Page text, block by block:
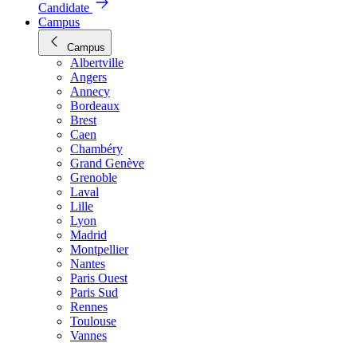
Candidate
Campus
Campus
Albertville
Angers
Annecy
Bordeaux
Brest
Caen
Chambéry
Grand Genève
Grenoble
Laval
Lille
Lyon
Madrid
Montpellier
Nantes
Paris Ouest
Paris Sud
Rennes
Toulouse
Vannes